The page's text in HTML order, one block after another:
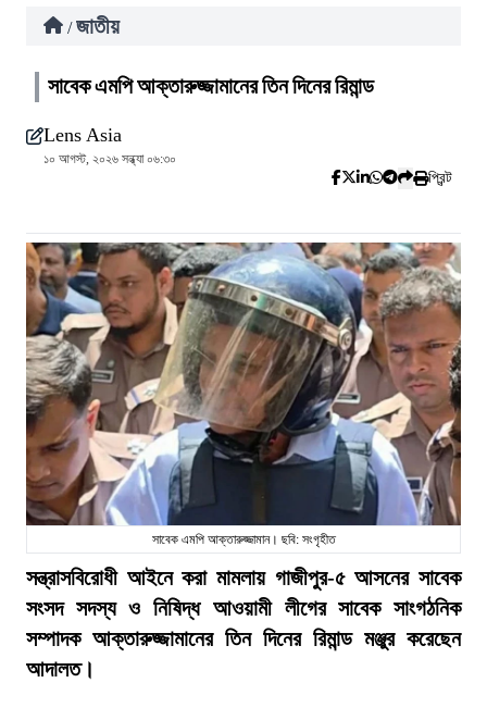
/ জাতীয়
সাবেক এমপি আক্তারুজ্জামানের তিন দিনের রিমান্ড
Lens Asia
১০ আগস্ট, ২০২৬ সন্ধ্যা ০৬:৩০
প্রিন্ট
সাবেক এমপি আক্তারুজ্জামান। ছবি: সংগৃহীত
সন্ত্রাসবিরোধী আইনে করা মামলায় গাজীপুর-৫ আসনের সাবেক
সংসদ সদস্য ও নিষিদ্ধ আওয়ামী লীগের সাবেক সাংগঠনিক
সম্পাদক আক্তারুজ্জামানের তিন দিনের রিমান্ড মঞ্জুর করেছেন
আদালত।